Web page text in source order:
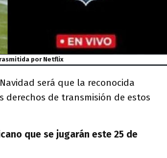
por Netflix
será que la reconocida
derechos de transmisión de estos
que se jugarán este 25 de